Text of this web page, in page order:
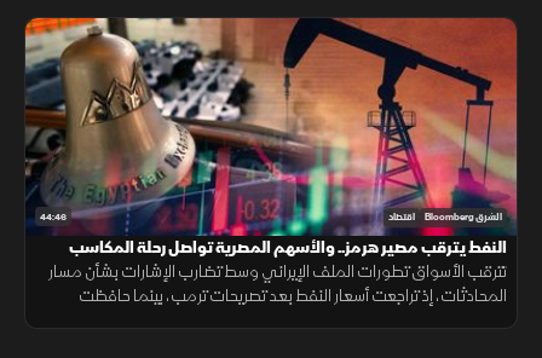
44:46 الشرق Bloomberg اقتصاد
النفط يترقب مصير هرمز.. والأسهم المصرية تواصل رحلة المكاسب
تترقب الأسواق تطورات الملف الإيراني وسط تضارب الإشارات بشأن مسار
المحادثات، إذ تراجعت أسعار النفط بعد تصريحات ترمب، بينما حافظت